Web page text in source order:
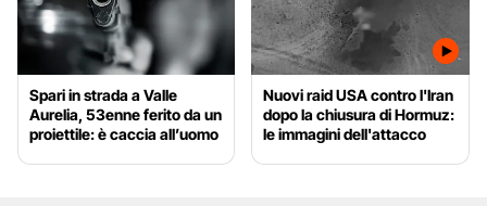
Spari in strada a Valle
Aurelia, 53enne ferito da un
proiettile: è caccia all’uomo
Nuovi raid USA contro l'Iran
dopo la chiusura di Hormuz:
le immagini dell'attacco